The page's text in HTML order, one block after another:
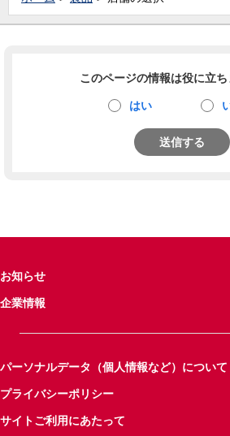
このページの情報は役に立ち
はい
送信する
お知らせ
企業情報
パーソナルデータ（個人情報など）について
プライバシーポリシー
サイトご利用にあたって